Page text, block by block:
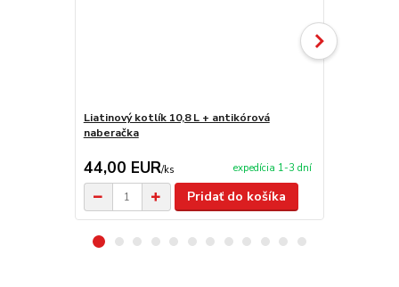
Liatinový kotlík 10,8 L + antikórová
naberačka
44,00 EUR/ks expedícia 1-3 dní
Pridať do košíka